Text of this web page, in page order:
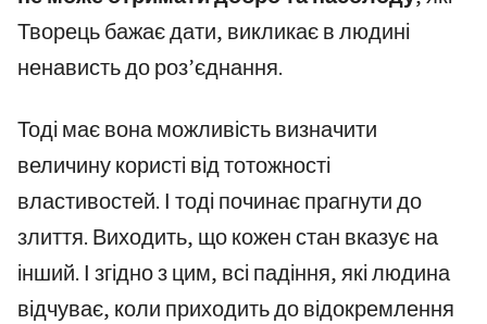
Творець бажає дати, викликає в людині
ненависть до роз’єднання.
Тоді має вона можливість визначити
величину користі від тотожності
властивостей. І тоді починає прагнути до
злиття. Виходить, що кожен стан вказує на
інший. І згідно з цим, всі падіння, які людина
відчуває, коли приходить до відокремлення